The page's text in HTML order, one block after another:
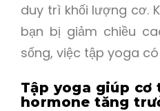
duy trì khối lượng cơ.
bạn bị giảm chiều
sống, việc tập yoga
Tập yoga giúp cơ
hormone tăng